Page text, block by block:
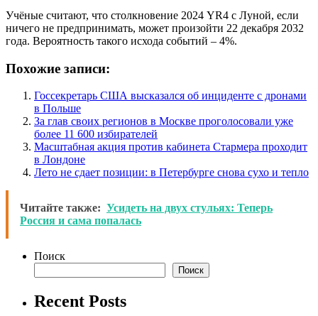
Учёные считают, что столкновение 2024 YR4 с Луной, если
ничего не предпринимать, может произойти 22 декабря 2032
года. Вероятность такого исхода событий – 4%.
Похожие записи:
Госсекретарь США высказался об инциденте с дронами
в Польше
За глав своих регионов в Москве проголосовали уже
более 11 600 избирателей
Масштабная акция против кабинета Стармера проходит
в Лондоне
Лето не сдает позиции: в Петербурге снова сухо и тепло
Читайте также: Усидеть на двух стульях: Теперь
Россия и сама попалась
Поиск
Поиск
Recent Posts